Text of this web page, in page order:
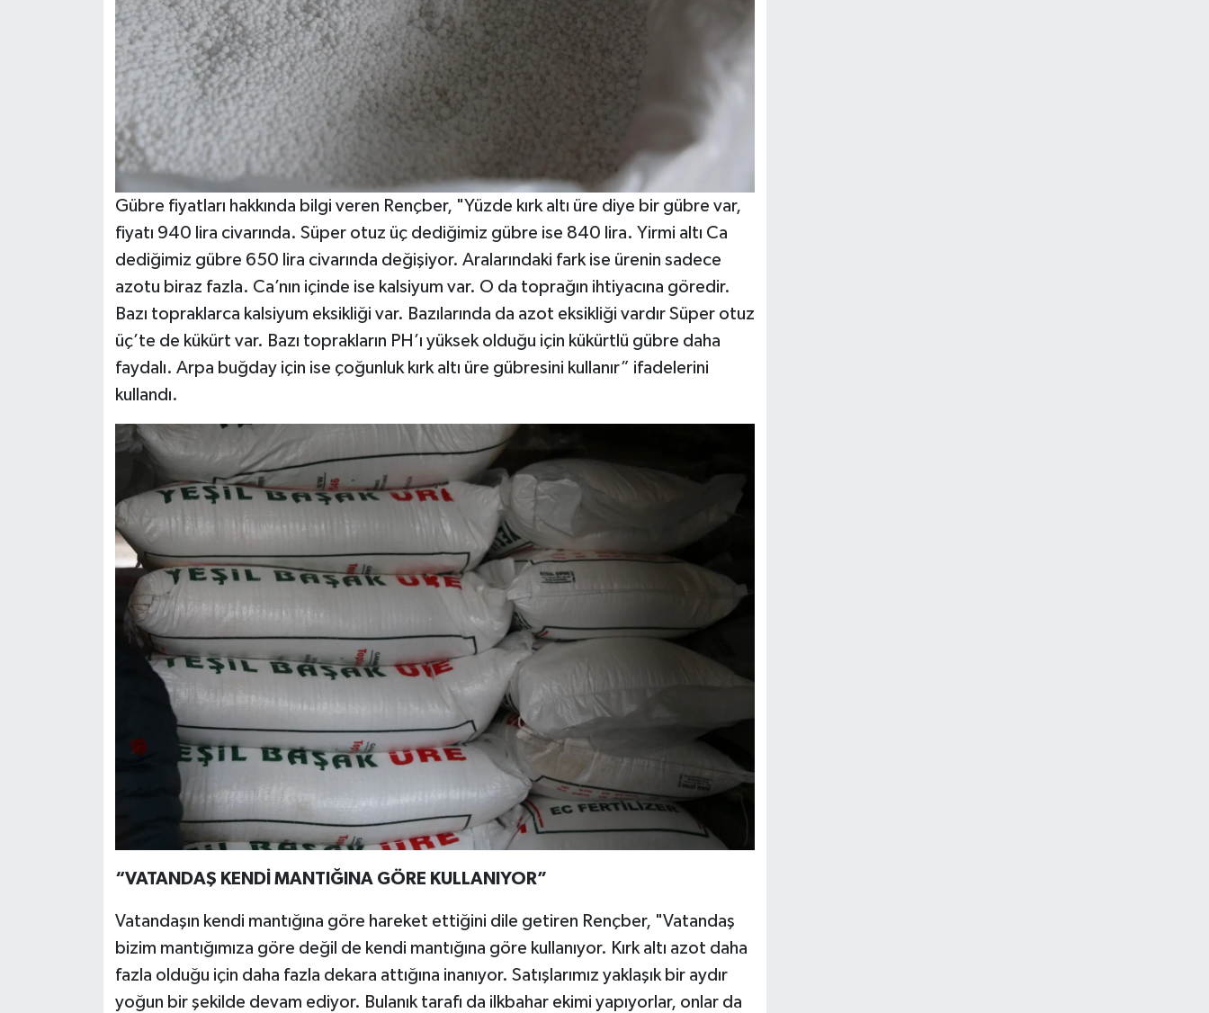
Gübre fiyatları hakkında bilgi veren Rençber, "Yüzde kırk altı üre diye bir gübre var,
fiyatı 940 lira civarında. Süper otuz üç dediğimiz gübre ise 840 lira. Yirmi altı Ca
dediğimiz gübre 650 lira civarında değişiyor. Aralarındaki fark ise ürenin sadece
azotu biraz fazla. Ca’nın içinde ise kalsiyum var. O da toprağın ihtiyacına göredir.
Bazı topraklarca kalsiyum eksikliği var. Bazılarında da azot eksikliği vardır Süper otuz
üç’te de kükürt var. Bazı toprakların PH’ı yüksek olduğu için kükürtlü gübre daha
faydalı. Arpa buğday için ise çoğunluk kırk altı üre gübresini kullanır” ifadelerini
kullandı.
“VATANDAŞ KENDİ MANTIĞINA GÖRE KULLANIYOR”
Vatandaşın kendi mantığına göre hareket ettiğini dile getiren Rençber, "Vatandaş
bizim mantığımıza göre değil de kendi mantığına göre kullanıyor. Kırk altı azot daha
fazla olduğu için daha fazla dekara attığına inanıyor. Satışlarımız yaklaşık bir aydır
yoğun bir şekilde devam ediyor. Bulanık tarafı da ilkbahar ekimi yapıyorlar, onlar da